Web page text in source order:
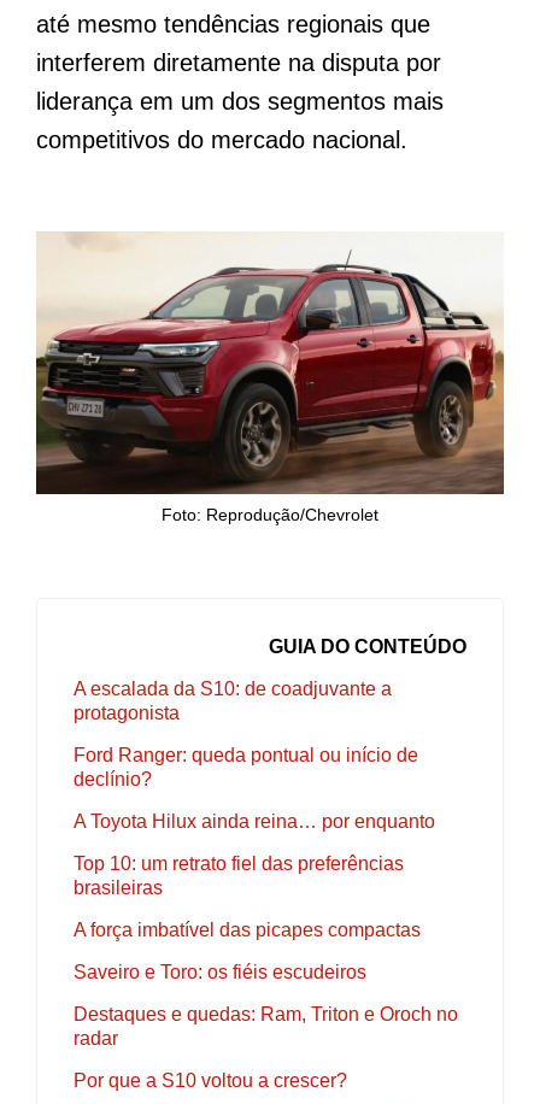
até mesmo tendências regionais que
interferem diretamente na disputa por
liderança em um dos segmentos mais
competitivos do mercado nacional.
Foto: Reprodução/Chevrolet
GUIA DO CONTEÚDO
A escalada da S10: de coadjuvante a
protagonista
Ford Ranger: queda pontual ou início de
declínio?
A Toyota Hilux ainda reina… por enquanto
Top 10: um retrato fiel das preferências
brasileiras
A força imbatível das picapes compactas
Saveiro e Toro: os fiéis escudeiros
Destaques e quedas: Ram, Triton e Oroch no
radar
Por que a S10 voltou a crescer?